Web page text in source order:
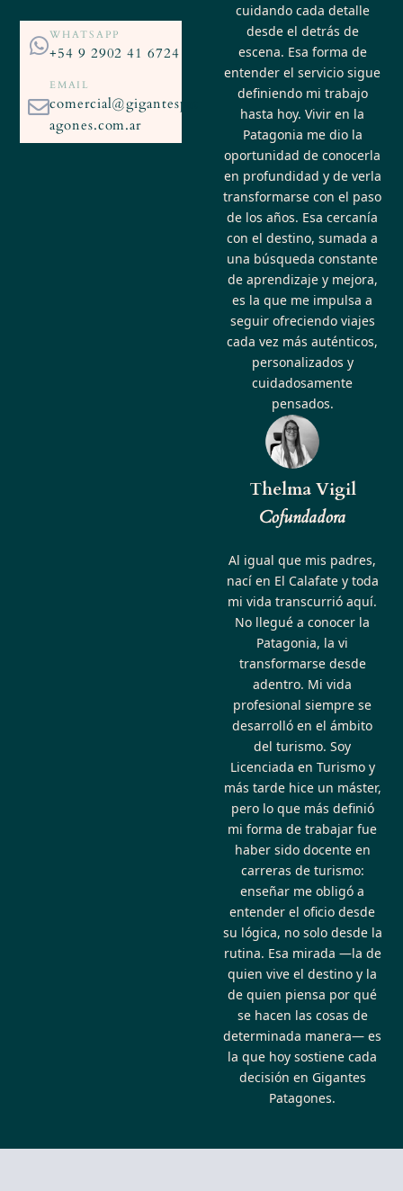
WHATSAPP
+54 9 2902 41 6724
EMAIL
comercial@gigantespat
agones.com.ar
cuidando cada detalle
desde el detrás de
escena. Esa forma de
entender el servicio sigue
definiendo mi trabajo
hasta hoy. Vivir en la
Patagonia me dio la
oportunidad de conocerla
en profundidad y de verla
transformarse con el paso
de los años. Esa cercanía
con el destino, sumada a
una búsqueda constante
de aprendizaje y mejora,
es la que me impulsa a
seguir ofreciendo viajes
cada vez más auténticos,
personalizados y
cuidadosamente
pensados.
Thelma Vigil
Cofundadora
Al igual que mis padres,
nací en El Calafate y toda
mi vida transcurrió aquí.
No llegué a conocer la
Patagonia, la vi
transformarse desde
adentro. Mi vida
profesional siempre se
desarrolló en el ámbito
del turismo. Soy
Licenciada en Turismo y
más tarde hice un máster,
pero lo que más definió
mi forma de trabajar fue
haber sido docente en
carreras de turismo:
enseñar me obligó a
entender el oficio desde
su lógica, no solo desde la
rutina. Esa mirada —la de
quien vive el destino y la
de quien piensa por qué
se hacen las cosas de
determinada manera— es
la que hoy sostiene cada
decisión en Gigantes
Patagones.